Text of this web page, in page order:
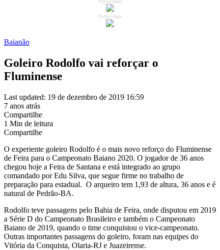
Publicidade
Publicidade
Baianão
Goleiro Rodolfo vai reforçar o
Fluminense
Last updated: 19 de dezembro de 2019 16:59
7 anos atrás
Compartilhe
1 Min de leitura
Compartilhe
O experiente goleiro Rodolfo é o mais novo reforço do Fluminense
de Feira para o Campeonato Baiano 2020. O jogador de 36 anos
chegou hoje a Feira de Santana e está integrado ao grupo
comandado por Edu Silva, que segue firme no trabalho de
preparação para estadual. O arqueiro tem 1,93 de altura, 36 anos e é
natural de Pedrão-BA.
Rodolfo teve passagens pelo Bahia de Feira, onde disputou em 2019
a Série D do Campeonato Brasileiro e também o Campeonato
Baiano de 2019, quando o time conquistou o vice-campeonato.
Outras importantes passagens do goleiro, foram nas equipes do
Vitória da Conquista, Olaria-RJ e Juazeirense.